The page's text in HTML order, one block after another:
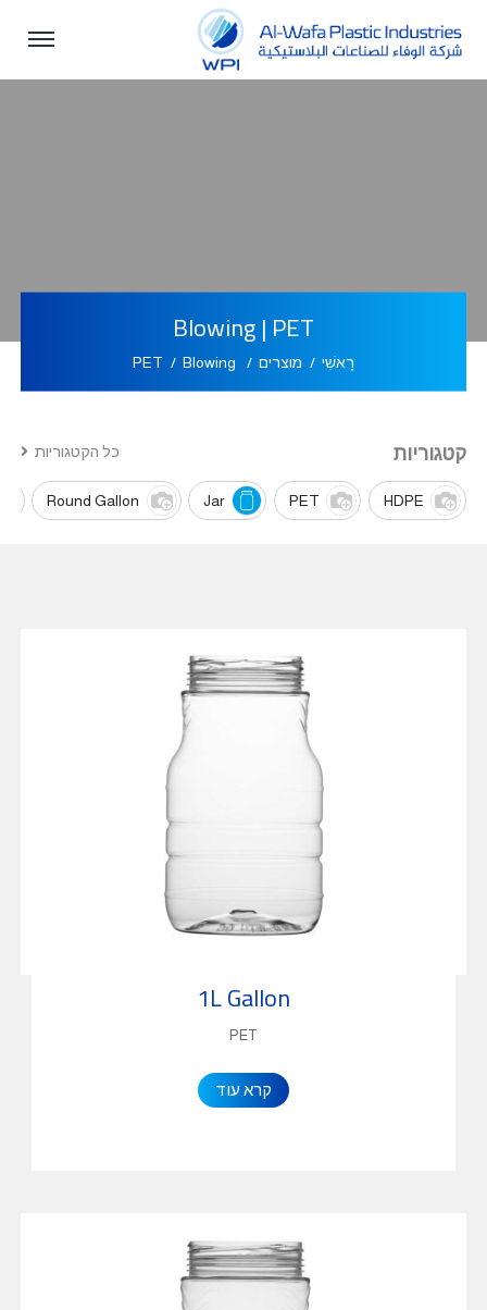
Blowing | PET
רָאשִׁי מוצרים PET
קטגוריות כל הקטגוריות
HDPE
PET
Jar
Round Gallon
1L Gallon
PET
קרא עוד